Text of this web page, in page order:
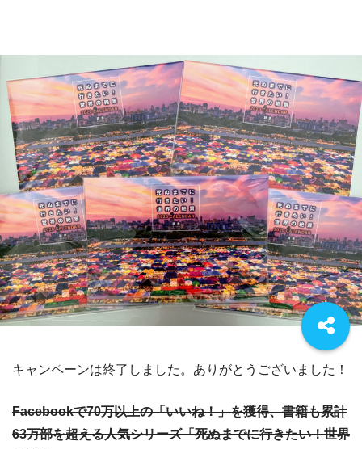
キャンペーンは終了しました。ありがとうございました！
Facebookで70万以上の「いいね！」を獲得、書籍も累計
63万部を超える人気シリーズ「死ぬまでに行きたい！世界